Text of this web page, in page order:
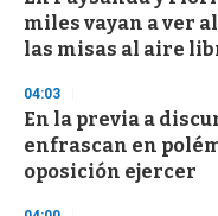
miles vayan a ver
las misas al aire
04:03
En la previa a
enfrascan en
oposición ejercer